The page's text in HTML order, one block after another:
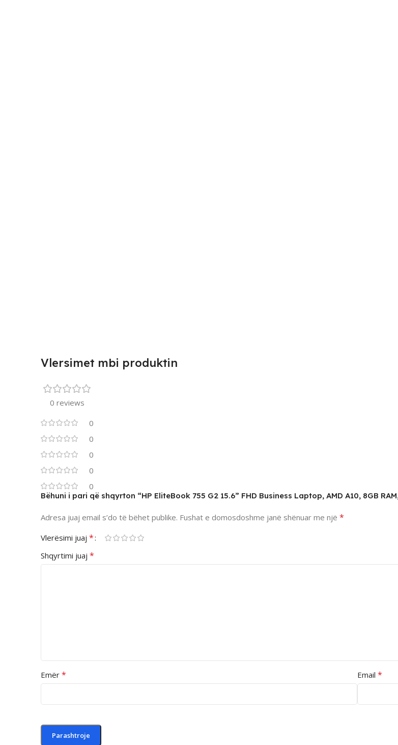
Vlersimet mbi produktin
0 reviews
0
0
0
0
0
Bëhuni i pari që shqyrton “HP EliteBook 755 G2 15.6” FHD Business Laptop, AMD A10, 8GB
Adresa juaj email s’do të bëhet publike. Fushat e domosdoshme janë shënuar me një *
Vlerësimi juaj *
Shqyrtimi juaj *
Emër * Email *